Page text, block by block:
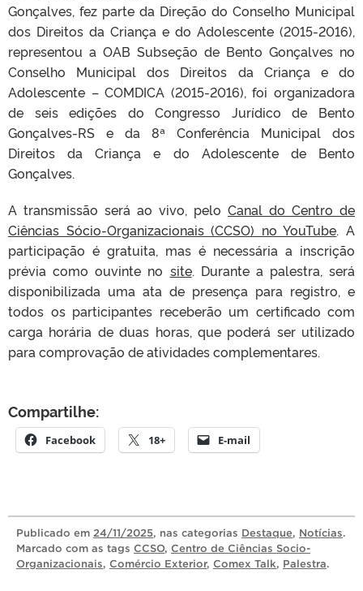
Gonçalves, fez parte da Direção do Conselho Municipal
dos Direitos da Criança e do Adolescente (2015-2016),
representou a OAB Subseção de Bento Gonçalves no
Conselho Municipal dos Direitos da Criança e do
Adolescente – COMDICA (2015-2016), foi organizadora
de seis edições do Congresso Jurídico de Bento
Gonçalves-RS e da 8ª Conferência Municipal dos
Direitos da Criança e do Adolescente de Bento
Gonçalves.
A transmissão será ao vivo, pelo Canal do Centro de
Ciências Sócio-Organizacionais (CCSO) no YouTube. A
participação é gratuita, mas é necessária a inscrição
prévia como ouvinte no site. Durante a palestra, será
disponibilizada uma ata de presença para registro, e
todos os participantes receberão um certificado com
carga horária de duas horas, que poderá ser utilizado
para comprovação de atividades complementares.
Compartilhe:
Facebook 18+ E-mail
Publicado em 24/11/2025, nas categorias Destaque, Notícias.
Marcado com as tags CCSO, Centro de Ciências Socio-
Organizacionais, Comércio Exterior, Comex Talk, Palestra.